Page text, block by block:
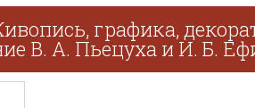
графика,
В. А. Пьецуха и И. Б.